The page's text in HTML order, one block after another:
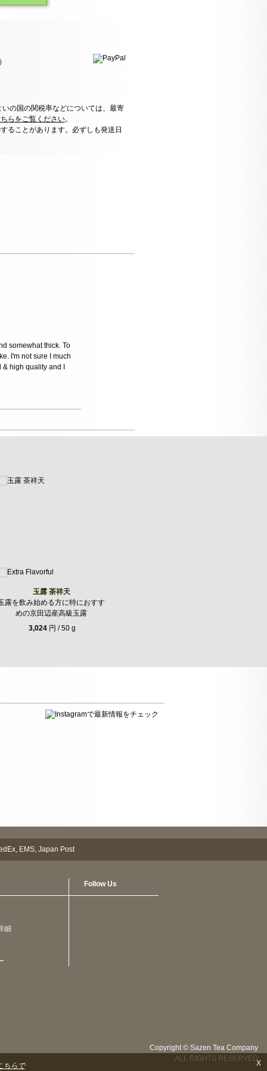
の国の関税率などについては、最寄
らをご覧ください。
ることがあります。必ずしも発送日
somewhat thick. To
I'm not sure I much
high quality and I
玉露 茶祥天
露を飲み始める方に特におすす
めの京田辺産高級玉露
3,024円 / 50 g
細
Follow Us
Copyright © Sazen Tea Company
ALL RIGHTS RESERVED
X
ちらで